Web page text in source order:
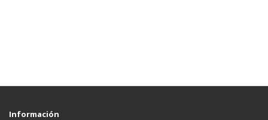
Información